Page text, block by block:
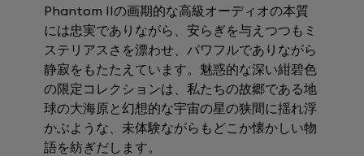
Phantom IIの画期的な高級オーディオの本質
には忠実でありながら、安らぎを与えつつもミ
ステリアスさを漂わせ、パワフルでありながら
静寂をもたたえています。魅惑的な深い紺碧色
の限定コレクションは、私たちの故郷である地
球の大海原と幻想的な宇宙の星の狭間に揺れ浮
かぶような、未体験ながらもどこか懐かしい物
語を紡ぎだします。